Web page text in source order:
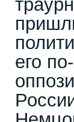
его